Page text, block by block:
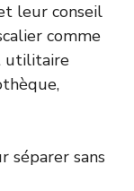
leur conseil
comme
utilitaire
séparer sans